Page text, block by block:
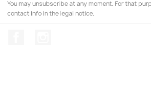
You may unsubscribe at any moment. For that
contact info in the legal notice.